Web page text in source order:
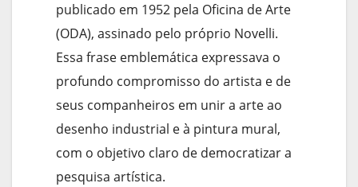
publicado em 1952 pela Oficina de Arte
(ODA), assinado pelo próprio Novelli.
Essa frase emblemática expressava o
profundo compromisso do artista e de
seus companheiros em unir a arte ao
desenho industrial e à pintura mural,
com o objetivo claro de democratizar a
pesquisa artística.